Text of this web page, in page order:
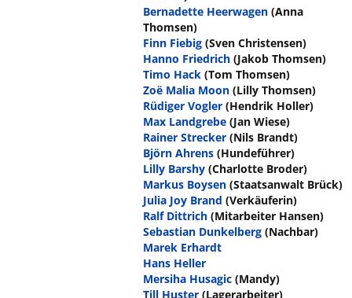
Bernadette Heerwagen (Anna
Thomsen)
Finn Fiebig (Sven Christensen)
Hanno Friedrich (Jakob Thomsen)
Timo Hack (Tom Thomsen)
Zoë Malia Moon (Lilly Thomsen)
Rüdiger Vogler (Hendrik Holler)
Max Landgrebe (Jan Wiese)
Rainer Strecker (Nils Brandt)
Björn Ahrens (Hundeführer)
Lilly Barshy (Charlotte Broder)
Markus Boysen (Staatsanwalt Brück)
Julia Joy Brand (Verkäuferin)
Ralf Dittrich (Mitarbeiter Hansen)
Sebastian Dunkelberg (Nachbar)
Marek Erhardt
Hans Heller
Mersiha Husagic (Mandy)
Till Huster (Lagerarbeiter)